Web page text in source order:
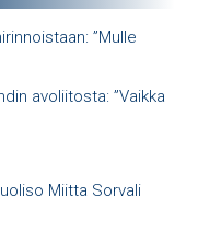
”Mulle
avoliitosta: ”Vaikka
Miitta Sorvali